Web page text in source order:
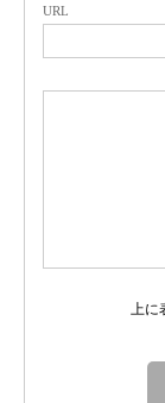
URL
上に